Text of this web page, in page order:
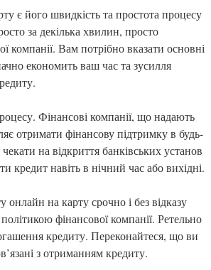
є його швидкість та простота процесу
за декілька хвилин, просто
компанії. Вам потрібно вказати основні
економить ваш час та зусилля
Фінансові компанії, що надають
отримати фінансову підтримку в будь-
на відкриття банківських установ
навіть в нічний час або вихідні.
на карту срочно і без відказу
фінансової компанії. Ретельно
кредиту. Переконайтеся, що ви
з отриманням кредиту.